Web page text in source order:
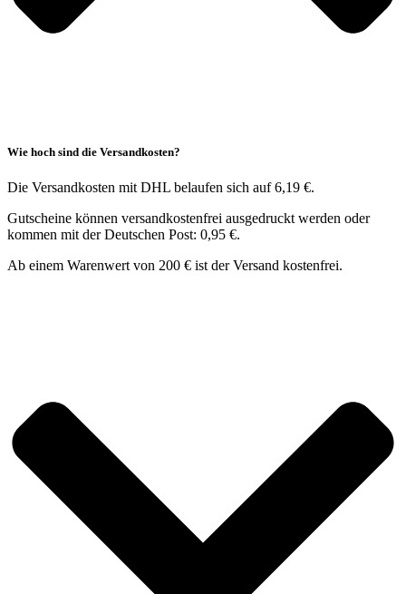
Wie hoch sind die Versandkosten?
Die Versandkosten mit DHL belaufen sich auf 6,19 €.
Gutscheine können versandkostenfrei ausgedruckt werden oder
kommen mit der Deutschen Post: 0,95 €.
Ab einem Warenwert von 200 € ist der Versand kostenfrei.